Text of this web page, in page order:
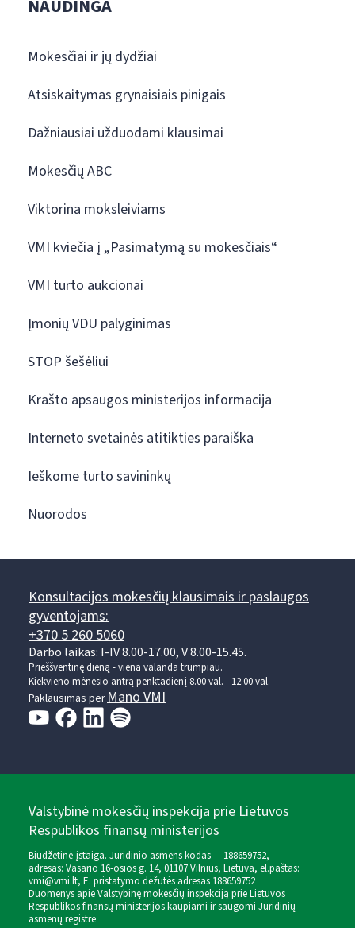
NAUDINGA
Mokesčiai ir jų dydžiai
Atsiskaitymas grynaisiais pinigais
Dažniausiai užduodami klausimai
Mokesčių ABC
Viktorina moksleiviams
VMI kviečia į „Pasimatymą su mokesčiais“
VMI turto aukcionai
Įmonių VDU palyginimas
STOP šešėliui
Krašto apsaugos ministerijos informacija
Interneto svetainės atitikties paraiška
Ieškome turto savininkų
Nuorodos
Konsultacijos mokesčių klausimais ir paslaugos
gyventojams:
+370 5 260 5060
Darbo laikas: I-IV 8.00-17.00, V 8.00-15.45.
Prieššventinę dieną - viena valanda trumpiau.
Kiekvieno mėnesio antrą penktadienį 8.00 val. - 12.00 val.
Paklausimas perMano VMI
Valstybinė mokesčių inspekcija prie Lietuvos
Respublikos finansų ministerijos
Biudžetinė įstaiga. Juridinio asmens kodas — 188659752,
adresas: Vasario 16-osios g. 14, 01107 Vilnius, Lietuva, el.paštas:
vmi@vmi.lt, E. pristatymo dėžutės adresas 188659752
Duomenys apie Valstybinę mokesčių inspekciją prie Lietuvos
Respublikos finansų ministerijos kaupiami ir saugomi Juridinių
asmenų registre